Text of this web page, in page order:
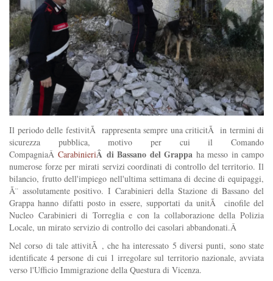
Il periodo delle festivitÃ rappresenta sempre una criticitÃ in termini di
sicurezza pubblica, motivo per cui il Comando
CompagniaÂCarabinieriÂ di Bassano del Grappa ha messo in campo
numerose forze per mirati servizi coordinati di controllo del territorio. Il
bilancio, frutto dell'impiego nell'ultima settimana di decine di equipaggi,
Ã¨ assolutamente positivo. I Carabinieri della Stazione di Bassano del
Grappa hanno difatti posto in essere, supportati da unitÃ cinofile del
Nucleo Carabinieri di Torreglia e con la collaborazione della Polizia
Locale, un mirato servizio di controllo dei casolari abbandonati.Â
Nel corso di tale attivitÃ , che ha interessato 5 diversi punti, sono state
identificate 4 persone di cui 1 irregolare sul territorio nazionale, avviata
verso l'Ufficio Immigrazione della Questura di Vicenza.